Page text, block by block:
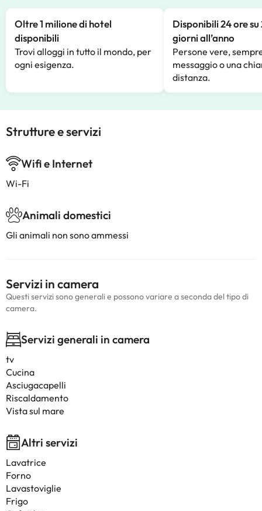
Oltre 1 milione di hotel
disponibili
Trovi alloggi in tutto il mondo, per
ogni esigenza.
Disponibili 24 ore su
giorni all’anno
Persone vere,
messaggio o una
distanza.
Strutture e servizi
Wifi e Internet
Wi-Fi
Animali domestici
Gli animali non sono ammessi
Servizi in camera
Questi servizi sono generali e possono variare a seconda del tipo di
camera.
Servizi generali in camera
tv
Cucina
Asciugacapelli
Riscaldamento
Vista sul mare
Altri servizi
Lavatrice
Forno
Lavastoviglie
Frigo